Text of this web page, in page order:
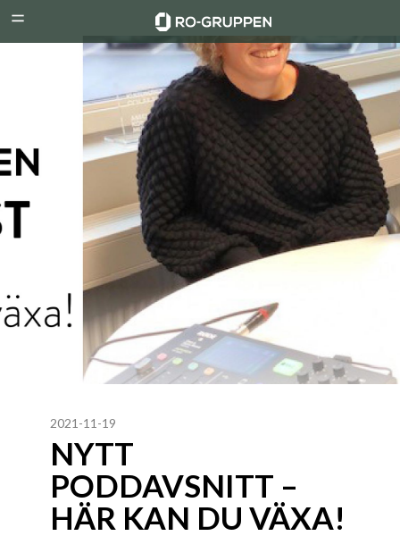
Menu
Gruppen
2021-11-19
NYTT
PODDAVSNITT –
HÄR KAN DU VÄXA!